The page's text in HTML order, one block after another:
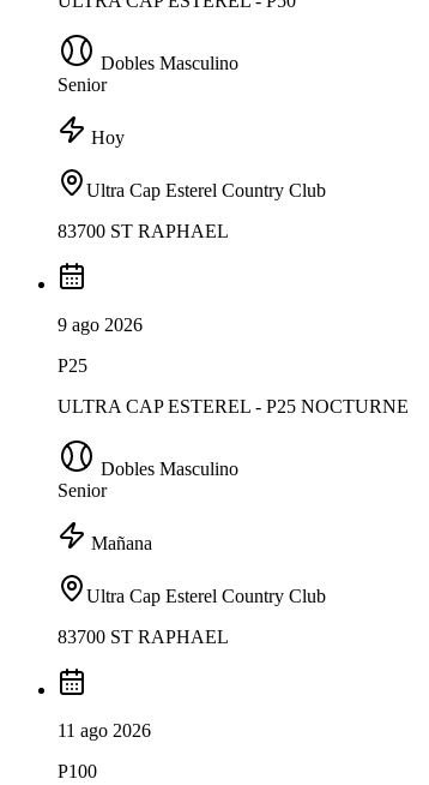
Dobles Masculino
Senior
Hoy
Ultra Cap Esterel Country Club
83700 ST RAPHAEL
9 ago 2026
P25
ULTRA CAP ESTEREL - P25 NOCTURNE
Dobles Masculino
Senior
Mañana
Ultra Cap Esterel Country Club
83700 ST RAPHAEL
11 ago 2026
P100